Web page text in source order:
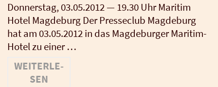
Don­ners­tag, 03.05.2012 — 19.30 Uhr Mari­tim
Hotel Mag­de­burg Der Pres­se­club Mag­de­burg
hat am 03.05.2012 in das Mag­de­bur­ger Mari­­tim-
Hotel zu einer …
WEI­TER­LE­
SEN